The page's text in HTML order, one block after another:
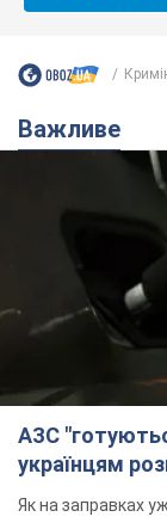
Важливе
АЗС
українцям
Як на заправках